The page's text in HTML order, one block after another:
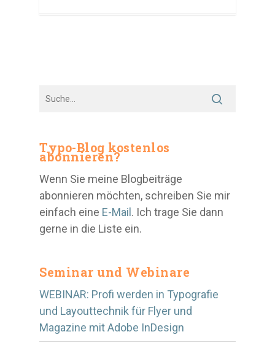
Typo-Blog kostenlos
abonnieren?
Wenn Sie meine Blogbeiträge
abonnieren möchten, schreiben Sie mir
einfach eine E-Mail . Ich trage Sie dann
gerne in die Liste ein.
Seminar und Webinare
WEBINAR: Profi werden in Typografie
und Layouttechnik für Flyer und
Magazine mit Adobe InDesign